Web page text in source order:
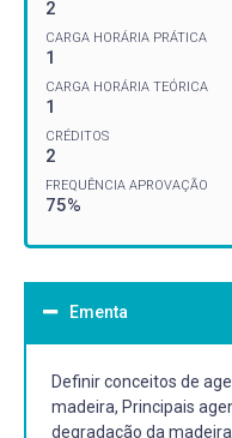
2
CARGA HORÁRIA PRÁTICA
1
CARGA HORÁRIA TEÓRICA
1
CRÉDITOS
2
FREQUÊNCIA APROVAÇÃO
75%
Ementa
Definir conceitos de
madeira, Principais
degradação da